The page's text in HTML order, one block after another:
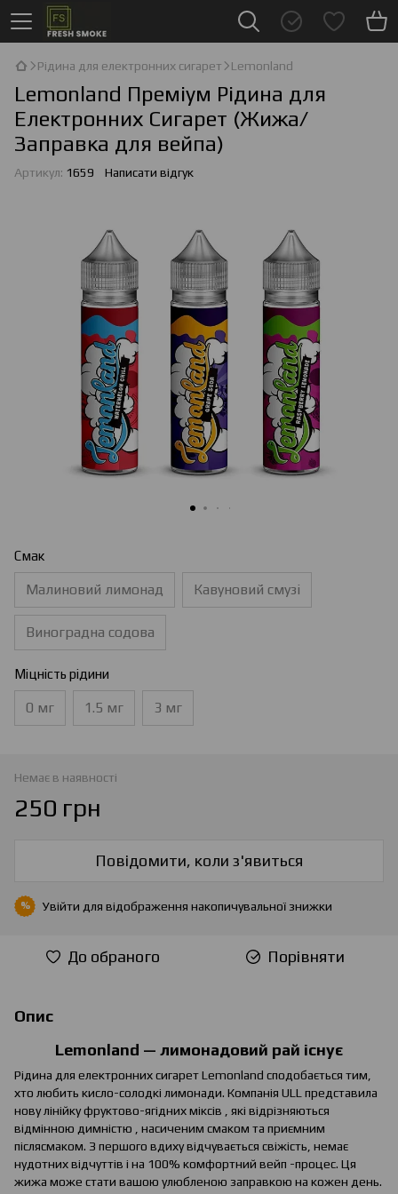
Рідина для електронних сигарет Lemonland
Lemonland Преміум Рідина для
Електронних Сигарет (Жижа/
Заправка для вейпа)
Артикул: 1659 Написати відгук
Смак
Малиновий лимонад Кавуновий смузі
Виноградна содова
Міцність рідини
0 мг 1.5 мг 3 мг
Немає в наявності
250 грн
Повідомити, коли з'явиться
% Увійти для відображення накопичувальної знижки
До обраного Порівняти
Опис
Lemonland — лимонадовий рай існує
Рідина для електронних сигарет Lemonland сподобається тим,
хто любить кисло-солодкі лимонади. Компанія ULL представила
нову лінійку фруктово-ягідних міксів , які відрізняються
відмінною димністю , насиченим смаком та приємним
післясмаком. З першого вдиху відчувається свіжість, немає
нудотних відчуттів і на 100% комфортний вейп -процес. Ця
жижа може стати вашою улюбленою заправкою на кожен день.